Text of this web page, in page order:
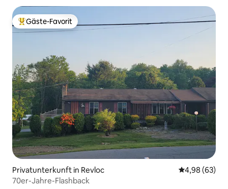
Beliebter Gäste-Favorit.
Gäste-Favorit
Privatunterkunft in Revloc
4,98 (63)
70er-Jahre-Flashback